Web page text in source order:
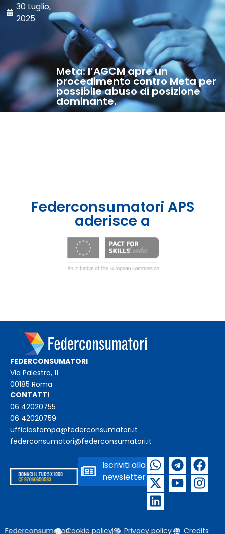
30 Luglio,
2025
Meta: l’AGCM apre un
procedimento contro Meta per
possibile abuso di posizione
dominante.
Federconsumatori APS
aderisce a
FEDERCONSUMATORI
Via Palestro, 11
00185 Roma
CONTATTI
06 42020755
06 42020759
ufficiostampa@federconsumatori.it
federconsumatori@federconsumatori.it
Iscriviti alla
newsletter
FederconsumatoriCookie policy Privacy policy Credits